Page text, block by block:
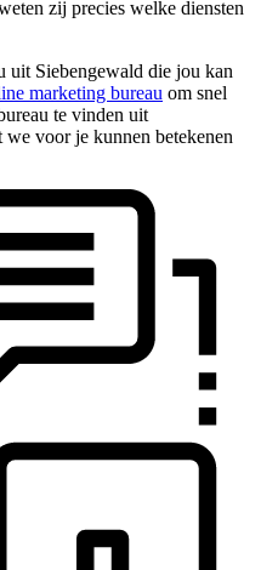
zij precies welke diensten
uit Siebengewald die jou kan
marketing bureau om snel
te vinden uit
voor je kunnen betekenen